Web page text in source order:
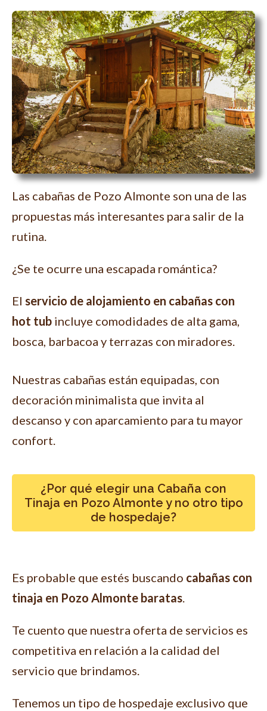
Las cabañas de Pozo Almonte son una de las
propuestas más interesantes para salir de la
rutina.
¿Se te ocurre una escapada romántica?
El servicio de alojamiento en cabañas con
hot tub incluye comodidades de alta gama,
bosca, barbacoa y terrazas con miradores.
Nuestras cabañas están equipadas, con
decoración minimalista que invita al
descanso y con aparcamiento para tu mayor
confort.
¿Por qué elegir una Cabaña con
Tinaja en Pozo Almonte y no otro tipo
de hospedaje?
Es probable que estés buscando cabañas con
tinaja en Pozo Almonte baratas.
Te cuento que nuestra oferta de servicios es
competitiva en relación a la calidad del
servicio que brindamos.
Tenemos un tipo de hospedaje exclusivo que